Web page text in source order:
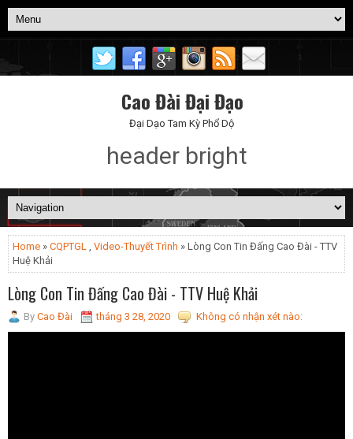
Cao Đài Đại Đạo
Đại Dạo Tam Kỳ Phổ Dộ
header bright
Home » CQPTGL , Video-Thuyết Trình » Lòng Con Tin Đấng Cao Đài - TTV
Huệ Khải
Lòng Con Tin Đấng Cao Đài - TTV Huệ Khải
By Cao Đài tháng 3 28, 2020 Không có nhận xét nào: